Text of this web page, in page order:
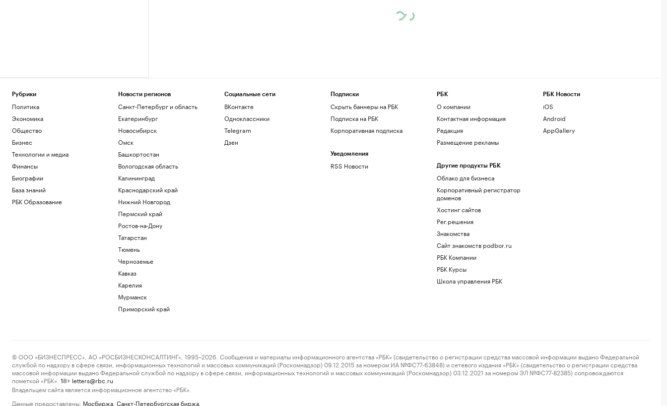
Рубрики
Политика
Экономика
Общество
Бизнес
Технологии и медиа
Финансы
Биографии
База знаний
РБК Образование
Новости регионов
Санкт-Петербург и область
Екатеринбург
Новосибирск
Омск
Башкортостан
Вологодская область
Калининград
Краснодарский край
Нижний Новгород
Пермский край
Ростов-на-Дону
Татарстан
Тюмень
Черноземье
Кавказ
Карелия
Мурманск
Приморский край
Социальные сети
ВКонтакте
Одноклассники
Telegram
Дзен
Подписки
Скрыть баннеры на РБК
Подписка на РБК
Корпоративная подписка
Уведомления
RSS Новости
РБК
О компании
Контактная информация
Редакция
Размещение рекламы
Другие продукты РБК
Облако для бизнеса
Корпоративный регистратор
доменов
Хостинг сайтов
Рег.решения
Знакомства
Сайт знакомств podbor.ru
РБК Компании
РБК Курсы
Школа управления РБК
РБК Новости
iOS
Android
AppGallery
© ООО «БИЗНЕСПРЕСС», АО «РОСБИЗНЕСКОНСАЛТИНГ», 1995–2026. Сообщения и материалы информационного агентства «РБК» (свидетельство о регистрации средства массовой информации выдано Федеральной
службой по надзору в сфере связи, информационных технологий и массовых коммуникаций (Роскомнадзор) 09.12.2015 за номером ИА №ФС77-63848) и сетевого издания «РБК» (свидетельство о регистрации средства
массовой информации выдано Федеральной службой по надзору в сфере связи, информационных технологий и массовых коммуникаций (Роскомнадзор) 03.12.2021 за номером ЭЛ №ФС77-82385) сопровождаются
пометкой «РБК».
18+ letters@rbc.ru
Владельцем сайта является информационное агентство «РБК».
Данные предоставлены: Мосбиржа Санкт-Петербургская биржа